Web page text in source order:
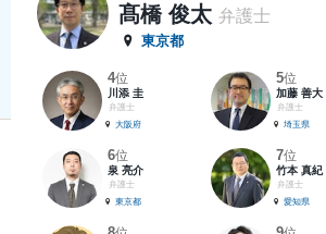
髙橋 俊太 弁護士
東京都
4位
川添 圭
弁護士
大阪府
5位
加藤 善大
弁護士
埼玉県
6位
泉 亮介
弁護士
東京都
7位
竹本 真紀
弁護士
愛知県